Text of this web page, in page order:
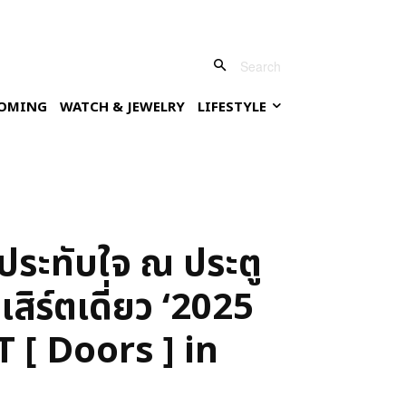
Search
WATCH & JEWELRY LIFESTYLE
ะทับใจ ณ ประตู
ร์ตเดี่ยว ‘2025
[ Doors ] in